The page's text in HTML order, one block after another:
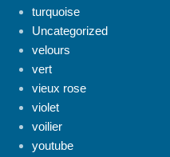
turquoise
Uncategorized
velours
vert
vieux rose
violet
voilier
youtube